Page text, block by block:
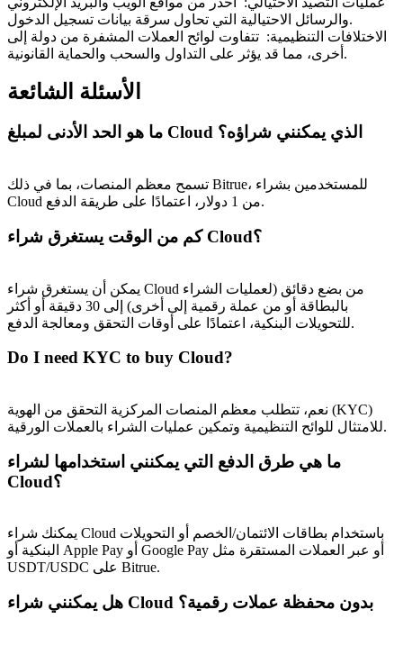
والرسائل الاحتيالية التي تحاول سرقة بيانات تسجيل الدخول.
الاختلافات التنظيمية: تتفاوت لوائح العملات المشفرة من دولة إلى
أخرى، مما قد يؤثر على التداول والسحب والحماية القانونية.
الأسئلة الشائعة
ما هو الحد الأدنى لمبلغ Cloud الذي يمكنني شراؤه؟
تسمح معظم المنصات، بما في ذلك Bitrue، للمستخدمين بشراء
Cloud من 1 دولار، اعتمادًا على طريقة الدفع.
كم من الوقت يستغرق شراء Cloud؟
يمكن أن يستغرق شراء Cloud من بضع دقائق (لعمليات الشراء
بالبطاقة أو من عملة رقمية إلى أخرى) إلى 30 دقيقة أو أكثر
للتحويلات البنكية، اعتمادًا على أوقات التحقق ومعالجة الدفع.
Do I need KYC to buy Cloud?
نعم، تتطلب معظم المنصات المركزية التحقق من الهوية (KYC)
للامتثال للوائح التنظيمية وتمكين عمليات الشراء بالعملات الورقية.
ما هي طرق الدفع التي يمكنني استخدامها لشراء
Cloud؟
يمكنك شراء Cloud باستخدام بطاقات الائتمان/الخصم أو التحويلات
البنكية أو Apple Pay أو Google Pay أو عبر العملات المستقرة مثل
USDT/USDC على Bitrue.
هل يمكنني شراء Cloud بدون محفظة عملات رقمية؟